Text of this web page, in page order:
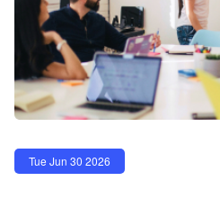
Tue Jun 30 2026